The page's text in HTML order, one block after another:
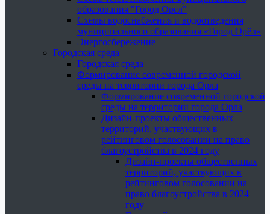
образования "Город Орёл"
Схемы водоснабжения и водоотведения
муниципального образования «Город Орёл»
Энергосбережение
Городская среда
Городская среда
Формирование современной городской
среды на территории города Орла
Формирование современной городской
среды на территории города Орла
Дизайн-проекты общественных
территорий, участвующих в
рейтинговом голосовании на право
благоустройства в 2024 году
Дизайн-проекты общественных
территорий, участвующих в
рейтинговом голосовании на
право благоустройства в 2024
году